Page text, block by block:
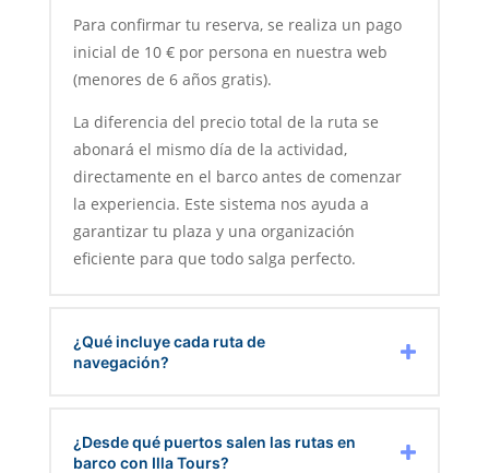
Para confirmar tu reserva, se realiza un pago
inicial de 10 € por persona en nuestra web
(menores de 6 años gratis).
La diferencia del precio total de la ruta se
abonará el mismo día de la actividad,
directamente en el barco antes de comenzar
la experiencia. Este sistema nos ayuda a
garantizar tu plaza y una organización
eficiente para que todo salga perfecto.
¿Qué incluye cada ruta de
navegación?
¿Desde qué puertos salen las rutas en
barco con Illa Tours?